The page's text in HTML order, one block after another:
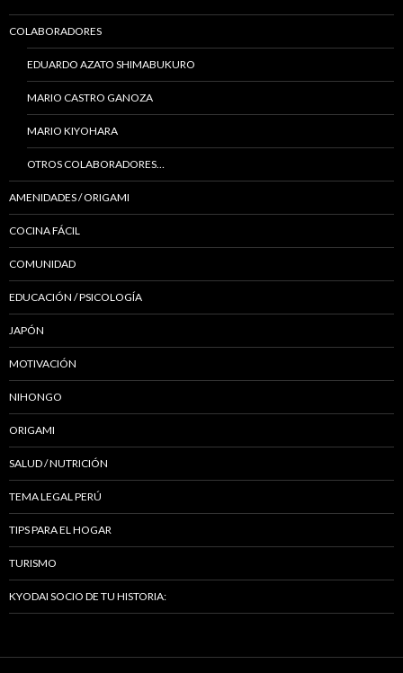
COLABORADORES
EDUARDO AZATO SHIMABUKURO
MARIO CASTRO GANOZA
MARIO KIYOHARA
OTROS COLABORADORES…
AMENIDADES / ORIGAMI
COCINA FÁCIL
COMUNIDAD
EDUCACIÓN / PSICOLOGÍA
JAPÓN
MOTIVACIÓN
NIHONGO
ORIGAMI
SALUD / NUTRICIÓN
TEMA LEGAL PERÚ
TIPS PARA EL HOGAR
TURISMO
KYODAI SOCIO DE TU HISTORIA: